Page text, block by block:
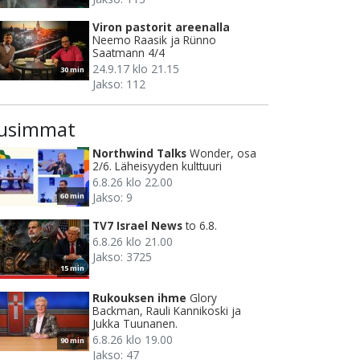
30 min
Viron pastorit areenalla
Neemo Raasik ja Rünno
Saatmann 4/4
24.9.17 klo 21.15
Jakso: 112
60 min
Northwind Talks Wonder, osa
2/6. Läheisyyden kulttuuri
6.8.26 klo 22.00
Jakso: 9
15 min
TV7 Israel News to 6.8.
6.8.26 klo 21.00
Jakso: 3725
90 min
Rukouksen ihme Glory
Backman, Rauli Kannikoski ja
Jukka Tuunanen.
6.8.26 klo 19.00
Jakso: 47